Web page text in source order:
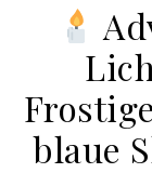
blaue